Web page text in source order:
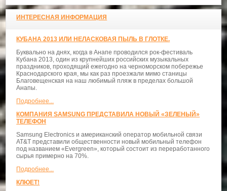
ИНТЕРЕСНАЯ ИНФОРМАЦИЯ
КУБАНА 2013 ИЛИ НЕЛАСКОВАЯ ПЫЛЬ В ГЛОТКЕ.
Буквально на днях, когда в Анапе проводился рок-фестиваль
Кубана 2013, один из крупнейших российских музыкальных
праздников, проходящий ежегодно на черноморском побережье
Краснодарского края, мы как раз проезжали мимо станицы
Благовещенская на наш любимый пляж в пределах большой
Анапы.
Подробнее...
КОМПАНИЯ SAMSUNG ПРЕДСТАВИЛА НОВЫЙ «ЗЕЛЕНЫЙ»
ТЕЛЕФОН
Samsung Electronics и американский оператор мобильной связи
AT&T представили общественности новый мобильный телефон
под названием «Evergreen», который состоит из переработанного
сырья примерно на 70%.
Подробнее...
КЛЮЕТ!